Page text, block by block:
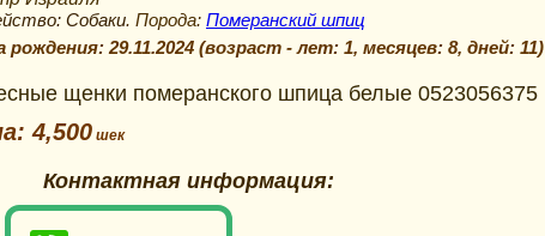
Собаки. Порода: Померанский шпиц
рождения: 29.11.2024 (возраст -лет: 1, месяцев: 8, дней: 11)
щенки померанского шпица белые 0523056375
4,500
Контактная информация: